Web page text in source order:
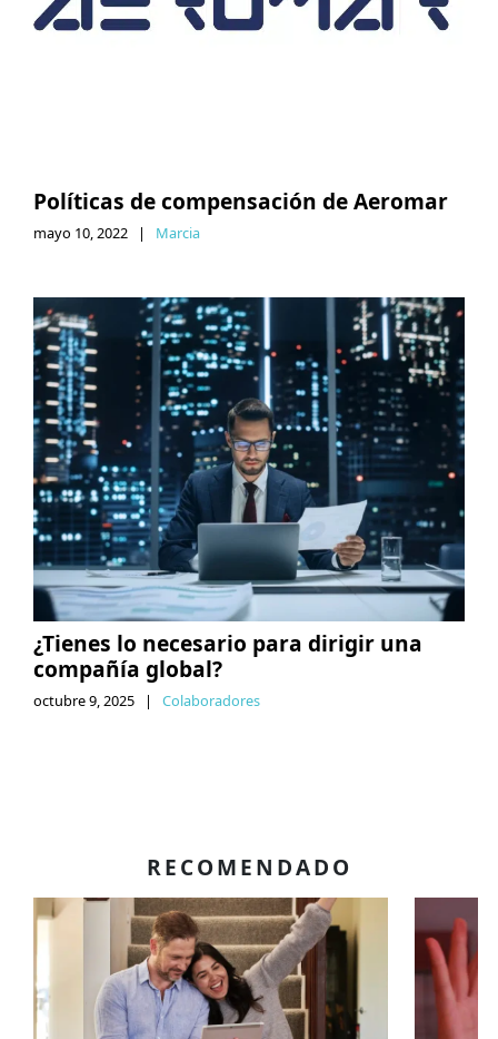
Políticas de compensación de Aeromar
mayo 10, 2022 | Marcia
¿Tienes lo necesario para dirigir una
compañía global?
octubre 9, 2025 | Colaboradores
RECOMENDADO